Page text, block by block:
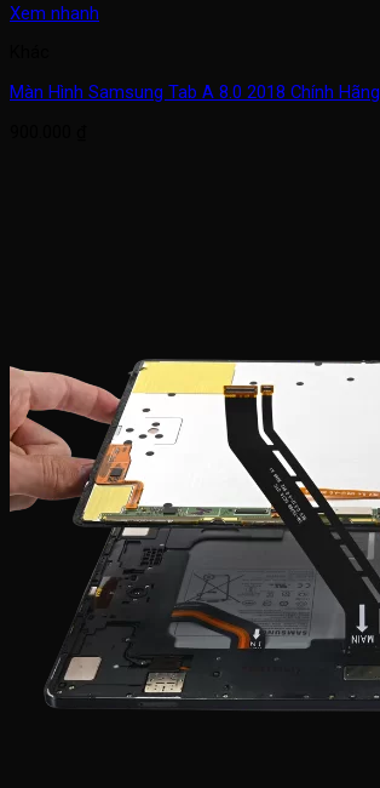
Xem nhanh
Màn Hình Samsung Tab A 8.0 2018 Chính Hãng